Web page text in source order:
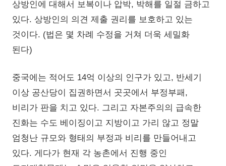
상방인에 대해서 보복이나 압박, 박해를 일절 금하고
있다. 상방인의 의견 제출 권리를 보호하고 있는
것이다. (법은 몇 차례 수정을 거쳐 더욱 세밀화
된다)
중국에는 적어도 14억 이상의 인구가 있고, 반세기
이상 공산당이 집권하면서 곳곳에서 부정부패,
비리가 판을 치고 있다. 그리고 자본주의의 급속한
진화는 수도 베이징이고 지방이고 가리 않고 정말
엄청난 규모와 형태의 부정과 비리를 만들어내고
있다. 게다가 현재 각 농촌에서 진행 중인